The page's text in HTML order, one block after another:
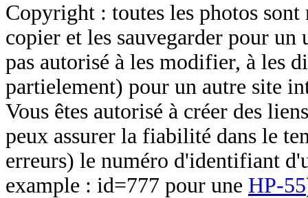
Copyright : toutes les photos sont
copier et les sauvegarder pour un
pas autorisé à les modifier, à les
partielement) pour un autre site
Vous êtes autorisé à créer des
peux assurer la fiabilité dans le
erreurs) le numéro d'identifiant
example : id=777 pour une HP-55